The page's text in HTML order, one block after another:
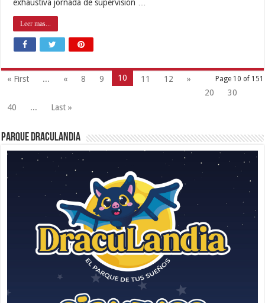
exhaustiva jornada de supervisión …
Leer mas...
Page 10 of 151
« First ... « 8 9 10 11 12
»
20
30
40
... Last »
Parque Draculandia